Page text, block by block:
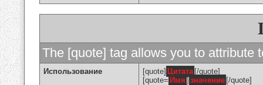
The [quote] tag allows you to attribute
Использование [quote] Цитата [/quote]
[quote= Имя ] значение [/quote]